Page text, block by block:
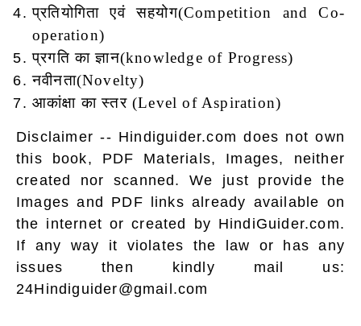
प्रतियोगिता एवं सहयोग(Competition and Co-
operation)
प्रगति का ज्ञान(knowledge of Progress)
नवीनता(Novelty)
आकांक्षा का स्तर (Level of Aspiration)
Disclaimer -- Hindiguider.com does not own
this book, PDF Materials, Images, neither
created nor scanned. We just provide the
Images and PDF links already available on
the internet or created by HindiGuider.com.
If any way it violates the law or has any
issues then kindly mail us:
24Hindiguider@gmail.com